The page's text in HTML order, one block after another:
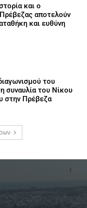
και ο
αποτελούν
και ευθύνη
του
συναυλία του Νίκου
στην Πρέβεζα